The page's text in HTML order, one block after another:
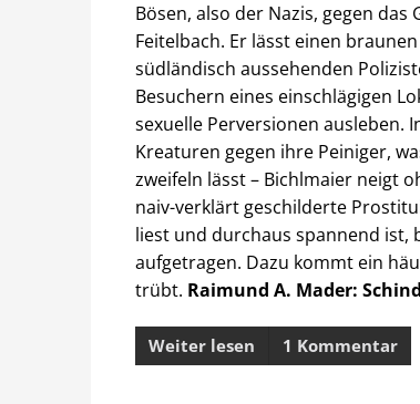
Bösen, also der Nazis, gegen
Feitelbach. Er lässt einen
südländisch aussehenden
Besuchern eines einschlägigen
sexuelle Perversionen ausleben.
Kreaturen gegen ihre Peiniger,
zweifeln lässt – Bichlmaier neigt
naiv-verklärt geschilderte
liest und durchaus spannend ist,
aufgetragen. Dazu kommt ein
trübt. Raimund A. Mader:
Weiter lesen 1 Kommentar